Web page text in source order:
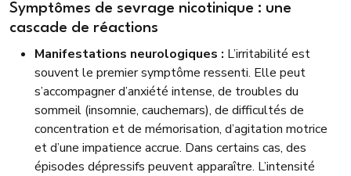
Symptômes de sevrage nicotinique : une
cascade de réactions
Manifestations neurologiques : L’irritabilité est
souvent le premier symptôme ressenti. Elle peut
s’accompagner d’anxiété intense, de troubles du
sommeil (insomnie, cauchemars), de difficultés de
concentration et de mémorisation, d’agitation motrice
et d’une impatience accrue. Dans certains cas, des
épisodes dépressifs peuvent apparaître. L’intensité